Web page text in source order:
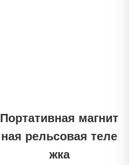
Портативная магнит
ная рельсовая теле
жка